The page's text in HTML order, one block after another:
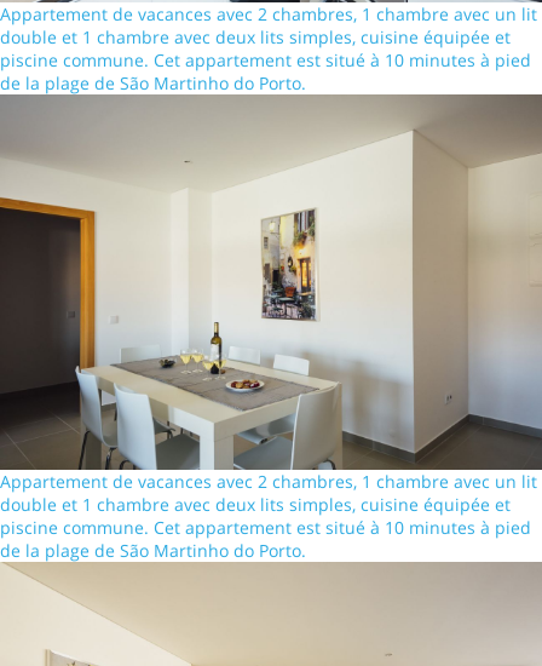
Appartement de vacances avec 2 chambres, 1 chambre avec un lit
double et 1 chambre avec deux lits simples, cuisine équipée et
piscine commune. Cet appartement est situé à 10 minutes à pied
de la plage de São Martinho do Porto.
Appartement de vacances avec 2 chambres, 1 chambre avec un lit
double et 1 chambre avec deux lits simples, cuisine équipée et
piscine commune. Cet appartement est situé à 10 minutes à pied
de la plage de São Martinho do Porto.